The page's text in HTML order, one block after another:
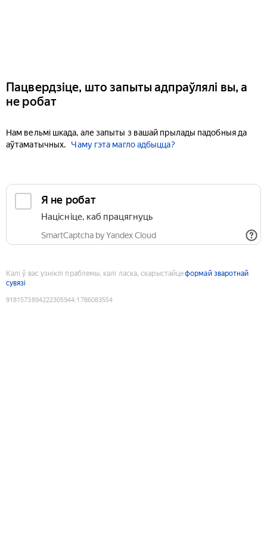
Пацвердзіце, што запыты адпраўлялі вы, а
не робат
Нам вельмі шкада, але запыты з вашай прылады падобныя да
аўтаматычных.
Чаму гэта магло адбыцца?
Я не робат
Націсніце, каб працягнуць
SmartCaptcha by Yandex Cloud
Калі ў вас узніклі праблемы, калі ласка, скарыстайцеформай зваротнай
сувязі
9181573894222305944:1786083554